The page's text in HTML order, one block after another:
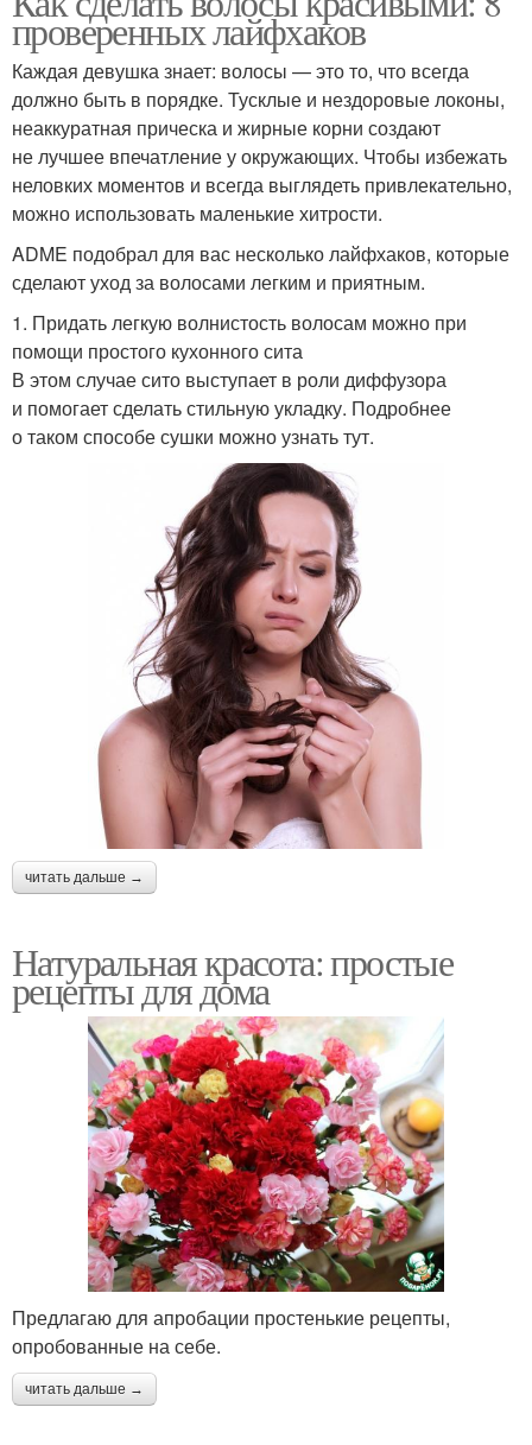
проверенных лайфхаков
Каждая девушка знает: волосы — это то, что всегда
должно быть в порядке. Тусклые и нездоровые локоны,
неаккуратная прическа и жирные корни создают
не лучшее впечатление у окружающих. Чтобы избежать
неловких моментов и всегда выглядеть привлекательно,
можно использовать маленькие хитрости.
ADME подобрал для вас несколько лайфхаков, которые
сделают уход за волосами легким и приятным.
1. Придать легкую волнистость волосам можно при
помощи простого кухонного сита
В этом случае сито выступает в роли диффузора
и помогает сделать стильную укладку. Подробнее
о таком способе сушки можно узнать тут.
читать дальше →
Натуральная красота: простые
рецепты для дома
Предлагаю для апробации простенькие рецепты,
опробованные на себе.
читать дальше →